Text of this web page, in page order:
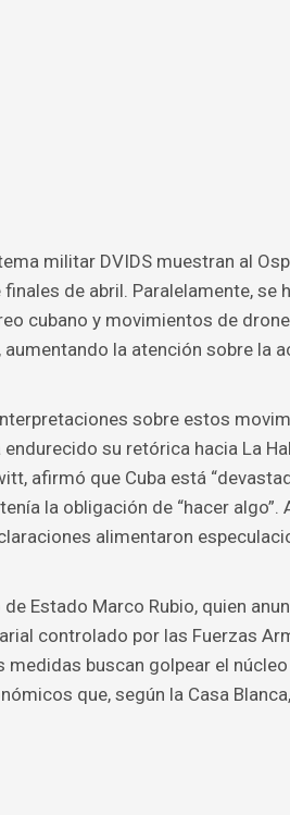
militar DVIDS muestran al
de abril. Paralelamente, se
cubano y movimientos de
la atención sobre la
sobre estos
su retórica hacia La
afirmó que Cuba está
la obligación de “hacer algo”.
alimentaron
Estado Marco Rubio, quien
controlado por las Fuerzas
buscan golpear el
que, según la Casa